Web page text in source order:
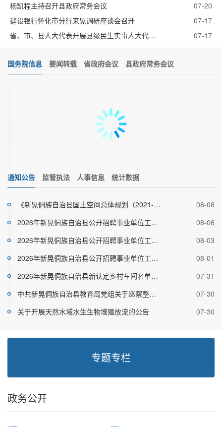
杨凯程主持召开县政府常务会议
07-20
建设银行怀化市分行来晃调研座谈会召开
07-17
省、市、县人大代表开展县级民生实事人大代表票...
07-17
国务院信息 要闻转载 省政府会议 县政府常务会议
通知公告 监管执法 人事信息 统计数据
《新晃侗族自治县国土空间总体规划（2021-
2035年...
08-06
2026年新晃侗族自治县公开招聘事业单位工作
人员...
08-06
2026年新晃侗族自治县公开招聘事业单位工作
人员...
08-03
2026年新晃侗族自治县公开招聘事业单位工作
人员...
08-01
2026年新晃侗族自治县新认定乡村车间名单公
示
07-31
中共新晃侗族自治县教育局党组关于巡察整改
进展...
07-30
关于开展天然水域水生生物增殖放流的公告
07-30
专题专栏
政务公开